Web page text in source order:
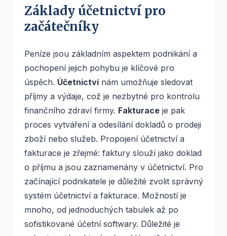
Základy účetnictví pro
začátečníky
Peníze jsou základním aspektem podnikání a
pochopení jejich pohybu je klíčové pro
úspěch. Účetnictvínám umožňuje sledovat
příjmy a výdaje, což je nezbytné pro kontrolu
finančního zdraví firmy. Fakturace je pak
proces vytváření a odesílání dokladů o prodeji
zboží nebo služeb. Propojení účetnictví a
fakturace je zřejmé: faktury slouží jako doklad
o příjmu a jsou zaznamenány v účetnictví. Pro
začínající podnikatele je důležité zvolit správný
systém účetnictví a fakturace. Možností je
mnoho, od jednoduchých tabulek až po
sofistikované účetní softwary. Důležité je